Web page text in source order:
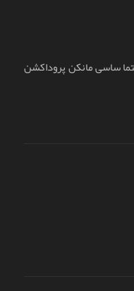
ساسی مانکن پروداکشن